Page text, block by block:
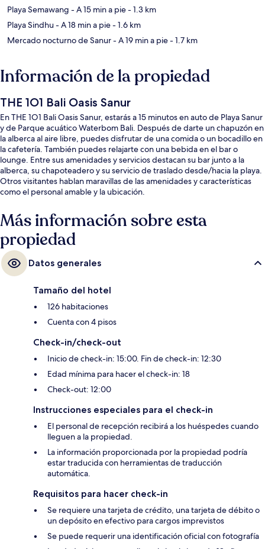
Playa Semawang - A 15 min a pie- 1.3 km
Playa Sindhu- A 18 min a pie- 1.6 km
Mercado nocturno de Sanur- A 19 min a pie- 1.7 km
Información de la propiedad
THE 1O1 Bali Oasis Sanur
En THE 1O1 Bali Oasis Sanur, estarás a 15 minutos en auto de Playa Sanur
y de Parque acuático Waterbom Bali. Después de darte un chapuzón en
la alberca al aire libre, puedes disfrutar de una comida o un bocadillo en
la cafetería. También puedes relajarte con una bebida en el bar o
lounge. Entre sus amenidades y servicios destacan su bar junto a la
alberca, su chapoteadero y su servicio de traslado desde/hacia la playa.
Otros visitantes hablan maravillas de las amenidades y características
como el personal amable y la ubicación.
Más información sobre esta
propiedad
Datos generales
Tamaño del hotel
126 habitaciones
Cuenta con 4 pisos
Check-in/check-out
Inicio de check-in: 15:00. Fin de check-in: 12:30
Edad mínima para hacer el check-in: 18
Check-out: 12:00
Instrucciones especiales para el check-in
El personal de recepción recibirá a los huéspedes cuando
lleguen a la propiedad.
La información proporcionada por la propiedad podría
estar traducida con herramientas de traducción
automática.
Requisitos para hacer check-in
Se requiere una tarjeta de crédito, una tarjeta de débito o
un depósito en efectivo para cargos imprevistos
Se puede requerir una identificación oficial con fotografía